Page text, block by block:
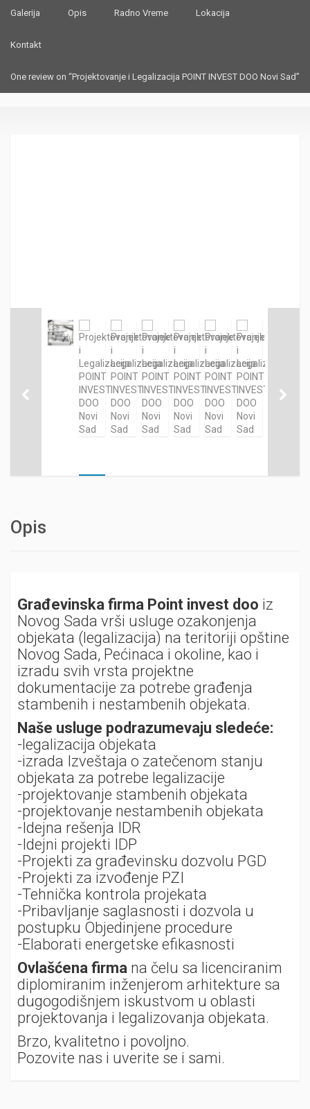
Galerija Opis Radno Vreme Lokacija
Kontakt
One review on “Projektovanje i Legalizacija POINT INVEST DOO Novi Sad”
Opis
Građevinska firma Point invest doo iz
Novog Sada vrši usluge ozakonjenja
objekata (legalizacija) na teritoriji opštine
Novog Sada, Pećinaca i okoline, kao i
izradu svih vrsta projektne
dokumentacije za potrebe građenja
stambenih i nestambenih objekata.
Naše usluge podrazumevaju sledeće:
-legalizacija objekata
-izrada Izveštaja o zatečenom stanju
objekata za potrebe legalizacije
-projektovanje stambenih objekata
-projektovanje nestambenih objekata
-Idejna rešenja IDR
-Idejni projekti IDP
-Projekti za građevinsku dozvolu PGD
-Projekti za izvođenje PZI
-Tehnička kontrola projekata
-Pribavljanje saglasnosti i dozvola u
postupku Objedinjene procedure
-Elaborati energetske efikasnosti
Ovlašćena firma na čelu sa licenciranim
diplomiranim inženjerom arhitekture sa
dugogodišnjem iskustvom u oblasti
projektovanja i legalizovanja objekata.
Brzo, kvalitetno i povoljno.
Pozovite nas i uverite se i sami.